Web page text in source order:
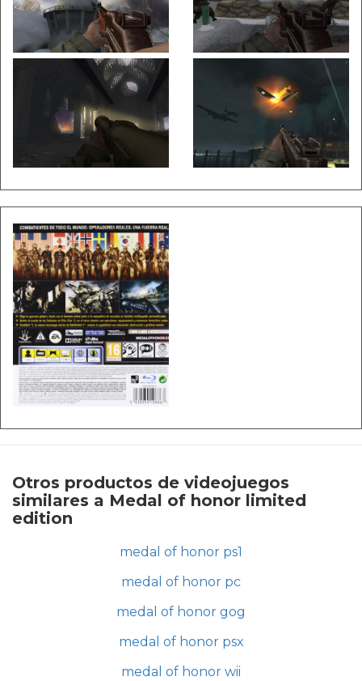
Otros productos de videojuegos
similares a Medal of honor limited
edition
medal of honor ps1
medal of honor pc
medal of honor gog
medal of honor psx
medal of honor wii